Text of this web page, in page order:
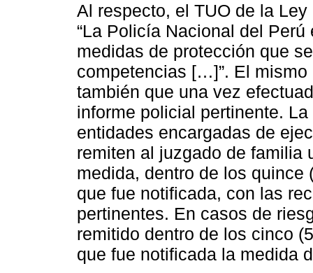
Al respecto, el TUO de la
“La Policía Nacional del
medidas de protección que
competencias […]”. El
también que una vez
informe policial pertinente.
entidades encargadas de
remiten al juzgado de familia
medida, dentro de los
que fue notificada, con las
pertinentes. En casos de
remitido dentro de los cinco
que fue notificada la medida